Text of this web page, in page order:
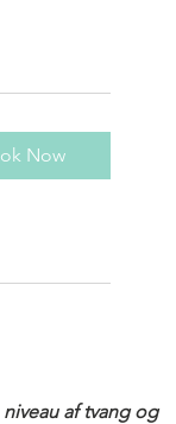
Now
af tvang og